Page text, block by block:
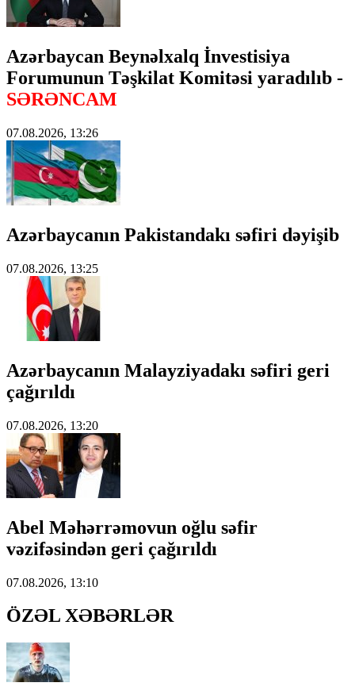
Azərbaycan Beynəlxalq İnvestisiya
Forumunun Təşkilat Komitəsi yaradılıb -
SƏRƏNCAM
07.08.2026, 13:26
Azərbaycanın Pakistandakı səfiri dəyişib
07.08.2026, 13:25
Azərbaycanın Malayziyadakı səfiri geri
çağırıldı
07.08.2026, 13:20
Abel Məhərrəmovun oğlu səfir
vəzifəsindən geri çağırıldı
07.08.2026, 13:10
ÖZƏL XƏBƏRLƏR